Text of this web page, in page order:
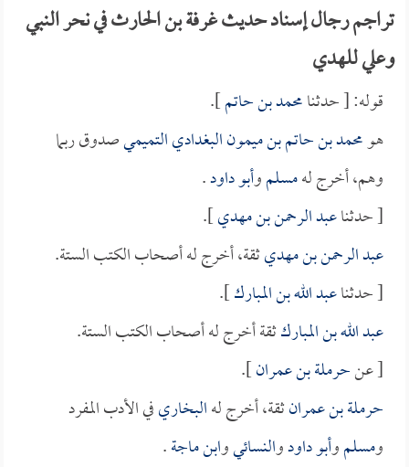
تراجم رجال إسناد حديث غرفة بن الحارث في نحر النبي
وعلي للهدي
قوله: [ حدثنامحمد بن حاتم].
هومحمد بن حاتم بن ميمون البغدادي التميميصدوق ربما
وهم، أخرج لهمسلموأبو داود.
[ حدثناعبد الرحمن بن مهدي].
عبد الرحمن بن مهديثقة، أخرج له أصحاب الكتب الستة.
[ حدثناعبد الله بن المبارك].
عبد الله بن المباركثقة أخرج له أصحاب الكتب الستة.
[ عنحرملة بن عمران].
حرملة بن عمرانثقة، أخرج لهالبخاريفي الأدب المفرد
ومسلموأبو داودوالنسائيوابن ماجة.